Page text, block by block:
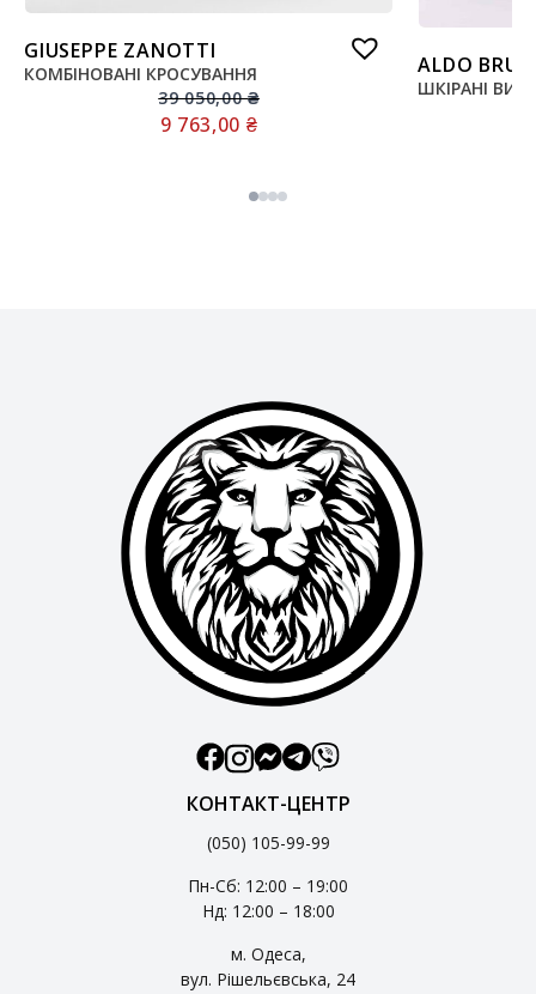
GIUSEPPE ZANOTTI
КОМБІНОВАНІ КРОСУВАННЯ
39 050,00₴
9 763,00 ₴
ALDO BRUE
ШКІРАНІ
КОНТАКТ-ЦЕНТР
(050) 105-99-99
Пн-Сб: 12:00 – 19:00
Нд: 12:00 – 18:00
м. Одеса,
вул. Рішельєвська, 24